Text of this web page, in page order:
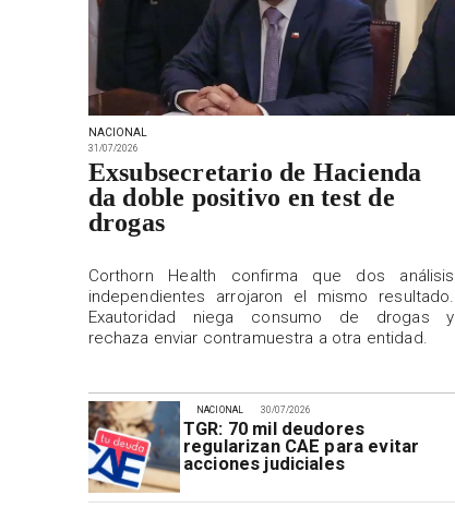
30/07/2026
TGR: 70 mil deudores
regularizan CAE para evitar
acciones judiciales
NACIONAL
NACIONAL
31/07/2026
Exsubsecretario de Hacienda
da doble positivo en test de
drogas
Corthorn Health confirma que dos análisis
independientes arrojaron el mismo resultado.
Exautoridad niega consumo de drogas y
rechaza enviar contramuestra a otra entidad.